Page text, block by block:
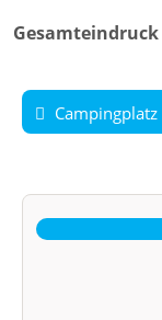
Gesamteindruck
Campingplatz